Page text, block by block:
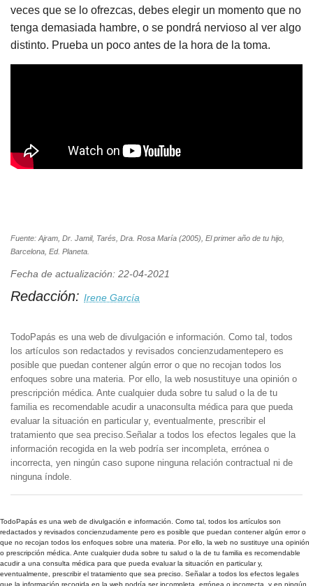
veces que se lo ofrezcas, debes elegir un momento que no
tenga demasiada hambre, o se pondrá nervioso al ver algo
distinto. Prueba un poco antes de la hora de la toma.
Fuente: Ajram, Dr. Jamil, Tarés, Dra. Rosa María (2005), El primer año de tu hijo,
Barcelona, Ed. Planeta.
Fecha de actualización: 22-04-2021
Redacción: Irene García
TodoPapás es una web de divulgación e información. Como tal, todos
los artículos son redactados y revisados concienzudamentepero es
posible que puedan contener algún error o que no recojan todos los
enfoques sobre una materia. Por ello, la web nosustituye una opinión o
prescripción médica. Ante cualquier duda sobre tu salud o la de tu
familia es recomendable acudir a unaconsulta médica para que pueda
evaluar la situación en particular y, eventualmente, prescribir el
tratamiento que sea preciso.Señalar a todos los efectos legales que la
información recogida en la web podría ser incompleta, errónea o
incorrecta, yen ningún caso supone ninguna relación contractual ni de
ninguna índole.
TodoPapás es una web de divulgación e información. Como tal, todos los artículos son
redactados y revisados concienzudamente pero es posible que puedan contener algún error o
que no recojan todos los enfoques sobre una materia. Por ello, la web no sustituye una opinión
o prescripción médica. Ante cualquier duda sobre tu salud o la de tu familia es recomendable
acudir a una consulta médica para que pueda evaluar la situación en particular y,
eventualmente, prescribir el tratamiento que sea preciso. Señalar a todos los efectos legales
que la información recogida en la web podría ser incompleta, errónea o incorrecta, y en ningún